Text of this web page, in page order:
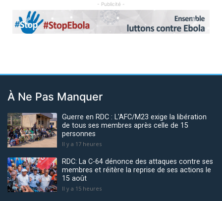
- Publicité -
Previous Next
À Ne Pas Manquer
Guerre en RDC : L'AFC/M23 exige la libération
de tous ses membres après celle de 15
personnes
Il y a 17 heures
RDC: La C-64 dénonce des attaques contre ses
membres et réitère la reprise de ses actions le
15 août
Il y a 15 heures